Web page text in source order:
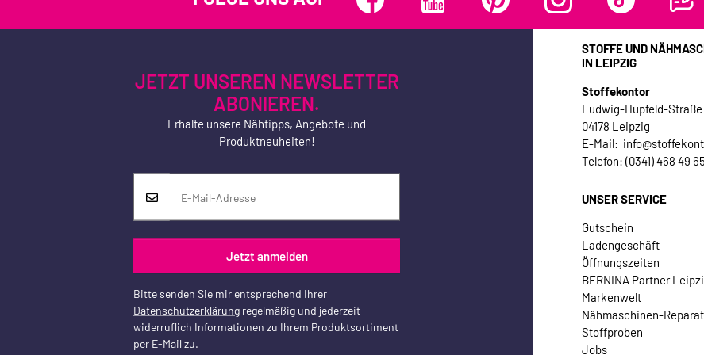
JETZT UNSEREN NEWSLETTER
ABONIEREN.
Erhalte unsere Nähtipps, Angebote und
Produktneuheiten!
Jetzt anmelden
Bitte senden Sie mir entsprechend Ihrer
Datenschutzerklärung regelmäßig und jederzeit
widerruflich Informationen zu Ihrem Produktsortiment
per E-Mail zu.
STOFFE UND
IN LEIPZIG
Stoffekontor
Ludwig-Hupfeld-Straße
04178 Leipzig
E-Mail:
Telefon: (0341) 468 49 65
UNSER SERVICE
Gutschein
Ladengeschäft
Öffnungszeiten
BERNINA Partner
Markenwelt
Nähmaschinen-
Stoffproben
Jobs